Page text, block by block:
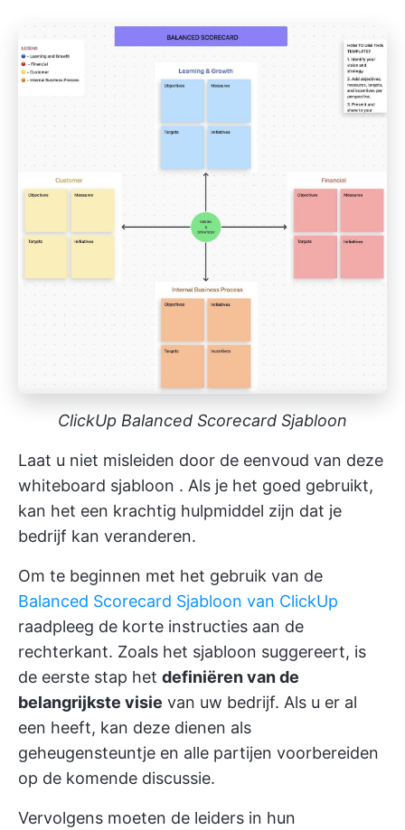
ClickUp Balanced Scorecard Sjabloon
Laat u niet misleiden door de eenvoud van deze
whiteboard sjabloon . Als je het goed gebruikt,
kan het een krachtig hulpmiddel zijn dat je
bedrijf kan veranderen.
Om te beginnen met het gebruik van de
Balanced Scorecard Sjabloon van ClickUp
raadpleeg de korte instructies aan de
rechterkant. Zoals het sjabloon suggereert, is
de eerste stap het definiëren van de
belangrijkste visie van uw bedrijf. Als u er al
een heeft, kan deze dienen als
geheugensteuntje en alle partijen voorbereiden
op de komende discussie.
Vervolgens moeten de leiders in hun